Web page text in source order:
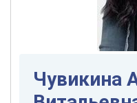
Чувикина